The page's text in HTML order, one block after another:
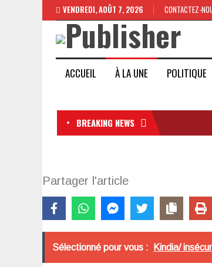
VENDREDI, AOÛT 7, 2026 CONTACTEZ-
ACCUEIL À LA UNE POLITIQUE
BREAKING NEWS
Partager l'article
Sélectionné pour vous : Kindia/